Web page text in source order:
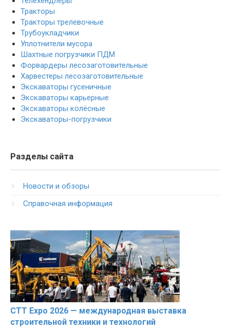
Тракторы
Тракторы трелевочные
Трубоукладчики
Уплотнители мусора
Шахтные погрузчики ПДМ
Форвардеры лесозаготовительные
Харвестеры лесозаготовительные
Экскаваторы гусеничные
Экскаваторы карьерные
Экскаваторы колёсные
Экскаваторы-погрузчики
Разделы сайта
Новости и обзоры
Справочная информация
CTT Expo 2026 — международная выставка
строительной техники и технологий